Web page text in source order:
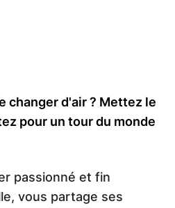
changer d'air ? Mettez le
pour un tour du monde
passionné et fin
vous partage ses